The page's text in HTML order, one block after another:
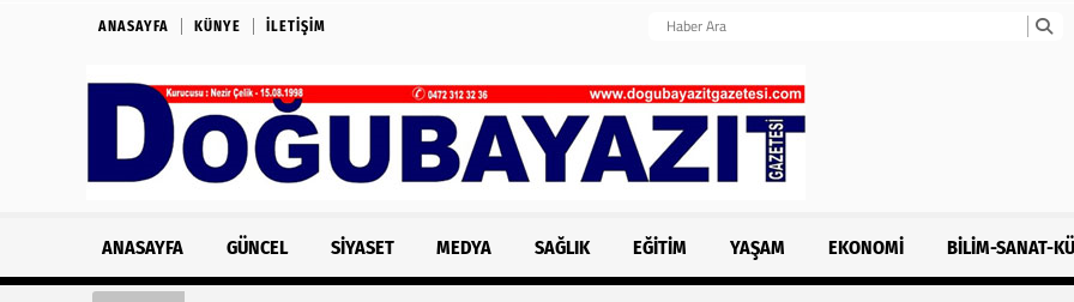
ANASAYFA KÜNYE İLETIŞIM
ANASAYFA GÜNCEL SIYASET MEDYA SAĞLIK EĞITIM YAŞAM EKONOMI BILIM-SANAT-